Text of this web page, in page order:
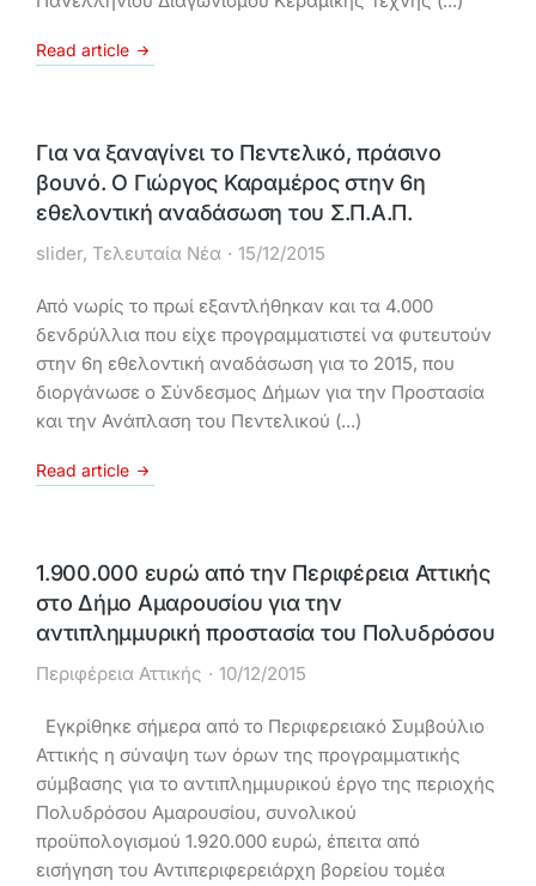
Read article
Για να ξαναγίνει το Πεντελικό, πράσινο
βουνό. Ο Γιώργος Καραμέρος στην 6η
εθελοντική αναδάσωση του Σ.Π.Α.Π.
slider, Τελευταία Νέα 15/12/2015
Από νωρίς το πρωί εξαντλήθηκαν και τα 4.000
δενδρύλλια που είχε προγραμματιστεί να φυτευτούν
στην 6η εθελοντική αναδάσωση για το 2015, που
διοργάνωσε ο Σύνδεσμος Δήμων για την Προστασία
και την Ανάπλαση του Πεντελικού (...)
Read article
1.900.000 ευρώ από την Περιφέρεια Αττικής
στο Δήμο Αμαρουσίου για την
αντιπλημμυρική προστασία του Πολυδρόσου
Περιφέρεια Αττικής 10/12/2015
Εγκρίθηκε σήμερα από το Περιφερειακό Συμβούλιο
Αττικής η σύναψη των όρων της προγραμματικής
σύμβασης για το αντιπλημμυρικού έργο της περιοχής
Πολυδρόσου Αμαρουσίου, συνολικού
προϋπολογισμού 1.920.000 ευρώ, έπειτα από
εισήγηση του Αντιπεριφερειάρχη βορείου τομέα